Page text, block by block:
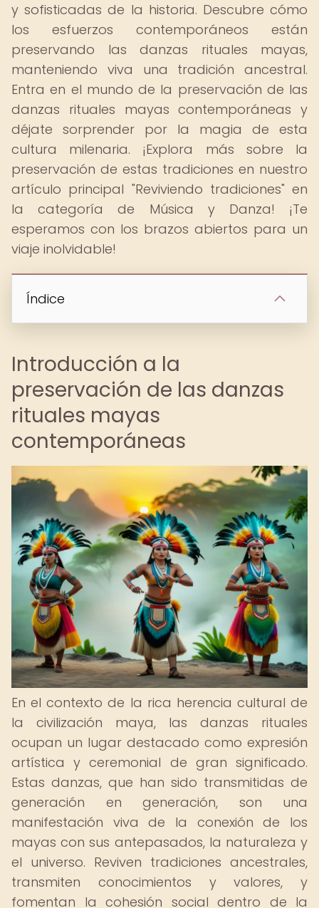
y sofisticadas de la historia. Descubre cómo
los esfuerzos contemporáneos están
preservando las danzas rituales mayas,
manteniendo viva una tradición ancestral.
Entra en el mundo de la preservación de las
danzas rituales mayas contemporáneas y
déjate sorprender por la magia de esta
cultura milenaria. ¡Explora más sobre la
preservación de estas tradiciones en nuestro
artículo principal "Reviviendo tradiciones" en
la categoría de Música y Danza! ¡Te
esperamos con los brazos abiertos para un
viaje inolvidable!
Índice
Introducción a la
preservación de las danzas
rituales mayas
contemporáneas
En el contexto de la rica herencia cultural de
la civilización maya, las danzas rituales
ocupan un lugar destacado como expresión
artística y ceremonial de gran significado.
Estas danzas, que han sido transmitidas de
generación en generación, son una
manifestación viva de la conexión de los
mayas con sus antepasados, la naturaleza y
el universo. Reviven tradiciones ancestrales,
transmiten conocimientos y valores, y
fomentan la cohesión social dentro de la